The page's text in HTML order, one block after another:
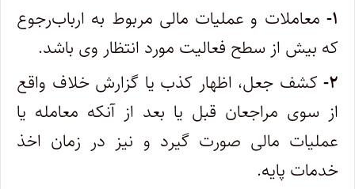
۱- معاملات و عملیات مالی مربوط به ارباب‌رجوع
که بیش از سطح فعالیت مورد انتظار وی باشد.
۲- کشف جعل، اظهار کذب یا گزارش خلاف واقع
از سوی مراجعان قبل یا بعد از آنکه معامله یا
عملیات مالی صورت گیرد و نیز در زمان اخذ
خدمات پایه.